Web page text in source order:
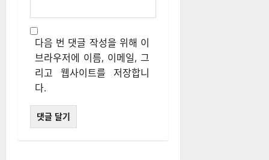
다음 번 댓글 작성을 위해 이
브라우저에 이름, 이메일, 그
리고 웹사이트를 저장합니
다.